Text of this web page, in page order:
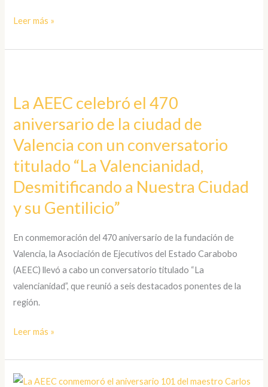
Leer más »
La AEEC celebró el 470
aniversario de la ciudad de
Valencia con un conversatorio
titulado “La Valencianidad,
Desmitificando a Nuestra Ciudad
y su Gentilicio”
En conmemoración del 470 aniversario de la fundación de
Valencia, la Asociación de Ejecutivos del Estado Carabobo
(AEEC) llevó a cabo un conversatorio titulado “La
valencianidad”, que reunió a seis destacados ponentes de la
región.
celebró
aniversario
de
la
de
Valencia
con
un
conversatorio
titulado
Valencianidad,
a
Nuestra
Leer más »
La